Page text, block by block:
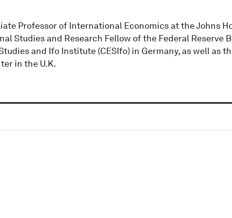
Professor of International Economics at the Johns
Studies and Research Fellow of the Federal Reserve
and Ifo Institute (CESIfo) in Germany, as well as
in the U.K.